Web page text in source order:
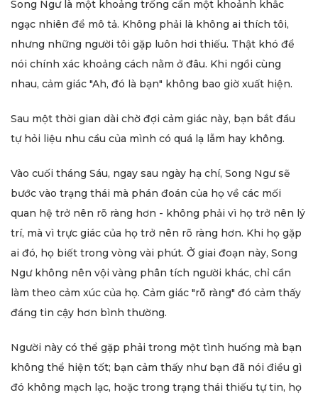
Song Ngư là một khoảng trống cần một khoảnh khắc
ngạc nhiên để mô tả. Không phải là không ai thích tôi,
nhưng những người tôi gặp luôn hơi thiếu. Thật khó để
nói chính xác khoảng cách nằm ở đâu. Khi ngồi cùng
nhau, cảm giác "Ah, đó là bạn" không bao giờ xuất hiện.
Sau một thời gian dài chờ đợi cảm giác này, bạn bắt đầu
tự hỏi liệu nhu cầu của mình có quá lạ lẫm hay không.
Vào cuối tháng Sáu, ngay sau ngày hạ chí, Song Ngư sẽ
bước vào trạng thái mà phán đoán của họ về các mối
quan hệ trở nên rõ ràng hơn - không phải vì họ trở nên lý
trí, mà vì trực giác của họ trở nên rõ ràng hơn. Khi họ gặp
ai đó, họ biết trong vòng vài phút. Ở giai đoạn này, Song
Ngư không nên vội vàng phân tích người khác, chỉ cần
làm theo cảm xúc của họ. Cảm giác "rõ ràng" đó cảm thấy
đáng tin cậy hơn bình thường.
Người này có thể gặp phải trong một tình huống mà bạn
không thể hiện tốt; bạn cảm thấy như bạn đã nói điều gì
đó không mạch lạc, hoặc trong trạng thái thiếu tự tin, họ